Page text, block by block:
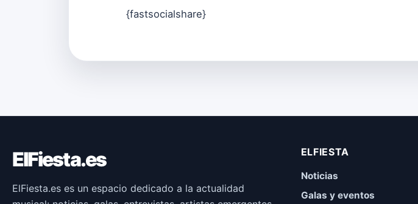
{fastsocialshare}
ElFiesta.es
ElFiesta.es es un espacio dedicado a la actualidad
ELFIESTA
Noticias
Galas y eventos